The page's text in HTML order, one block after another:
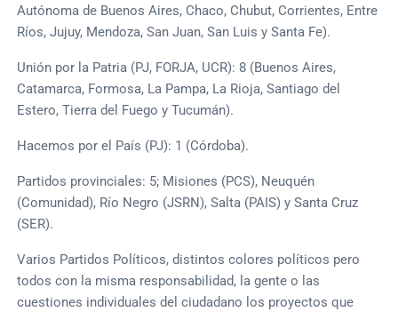
Autónoma de Buenos Aires, Chaco, Chubut, Corrientes, Entre
Ríos, Jujuy, Mendoza, San Juan, San Luis y Santa Fe).
Unión por la Patria (PJ, FORJA, UCR): 8 (Buenos Aires,
Catamarca, Formosa, La Pampa, La Rioja, Santiago del
Estero, Tierra del Fuego y Tucumán).
Hacemos por el País (PJ): 1 (Córdoba).
Partidos provinciales: 5; Misiones (PCS), Neuquén
(Comunidad), Río Negro (JSRN), Salta (PAIS) y Santa Cruz
(SER).
Varios Partidos Políticos, distintos colores políticos pero
todos con la misma responsabilidad, la gente o las
cuestiones individuales del ciudadano los proyectos que